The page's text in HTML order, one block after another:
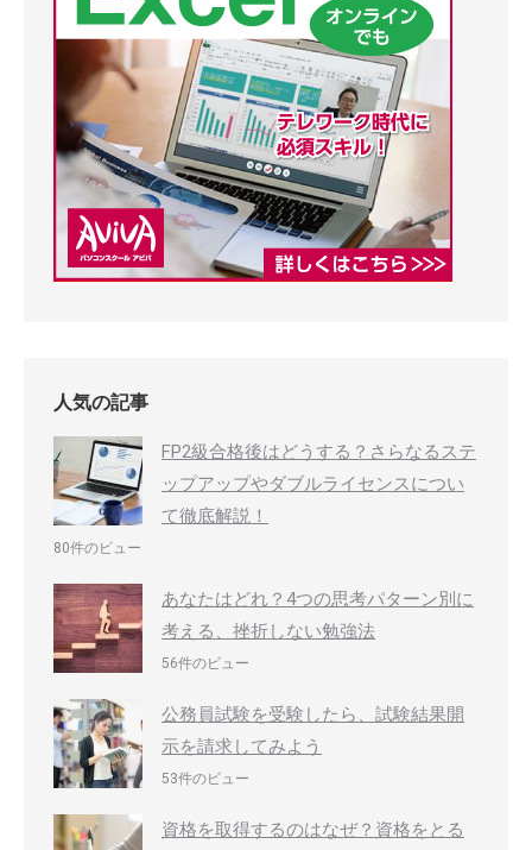
人気の記事
FP2級合格後はどうする？さらなるステ
ップアップやダブルライセンスについ
て徹底解説！
80件のビュー
あなたはどれ？4つの思考パターン別に
考える、挫折しない勉強法
56件のビュー
公務員試験を受験したら、試験結果開
示を請求してみよう
53件のビュー
資格を取得するのはなぜ？資格をとる